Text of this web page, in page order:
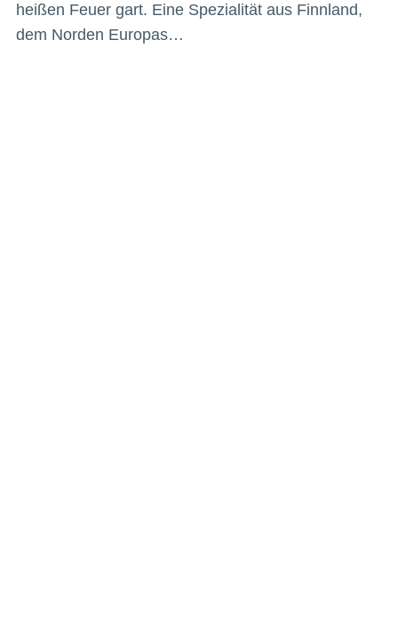
heißen Feuer gart. Eine Spezialität aus Finnland,
dem Norden Europas…